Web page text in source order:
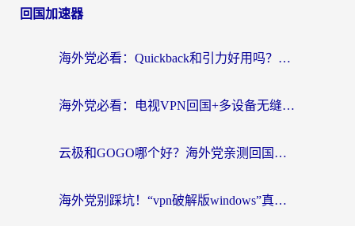
回国加速器
海外党必看：Quickback和引力好用吗？3分钟搞懂回国加速器怎么选
海外党必看：电视VPN回国+多设备无缝访问国内资源的实用指南
云极和GOGO哪个好？海外党亲测回国加速器选择指南（附iOS免费&Windows VPN实用技巧）
海外党别踩坑！“vpn破解版windows”真的能用？教你选对回国加速器无缝刷国内资源